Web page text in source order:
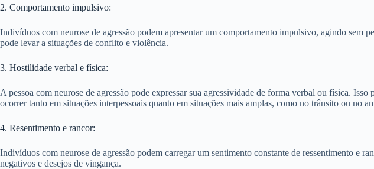
2. Comportamento impulsivo:
Indivíduos com neurose de agressão podem apresentar um comportamento impulsivo, agindo sem
pode levar a situações de conflito e violência.
3. Hostilidade verbal e física:
A pessoa com neurose de agressão pode expressar sua agressividade de forma verbal ou física.
ocorrer tanto em situações interpessoais quanto em situações mais amplas, como no trânsito ou no
4. Resentimento e rancor:
Indivíduos com neurose de agressão podem carregar um sentimento constante de ressentimento e
negativos e desejos de vingança.